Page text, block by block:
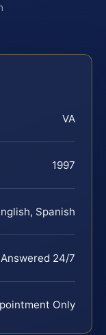
VA
1997
Spanish
24/7
Only